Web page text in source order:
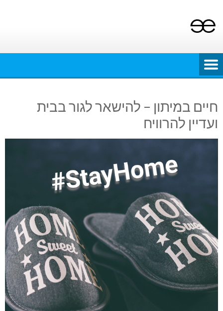
content
חיים במיתון – להישאר לגור בבית
ועדיין להרוויח